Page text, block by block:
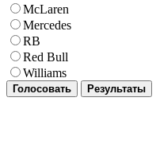
McLaren
Mercedes
RB
Red Bull
Williams
Голосовать Результаты